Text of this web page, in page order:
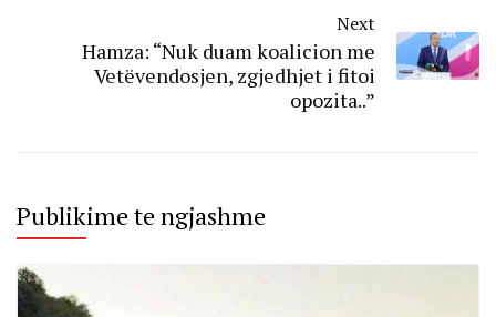
Next
Hamza: “Nuk duam koalicion me
Vetëvendosjen, zgjedhjet i fitoi
opozita..”
Publikime te ngjashme